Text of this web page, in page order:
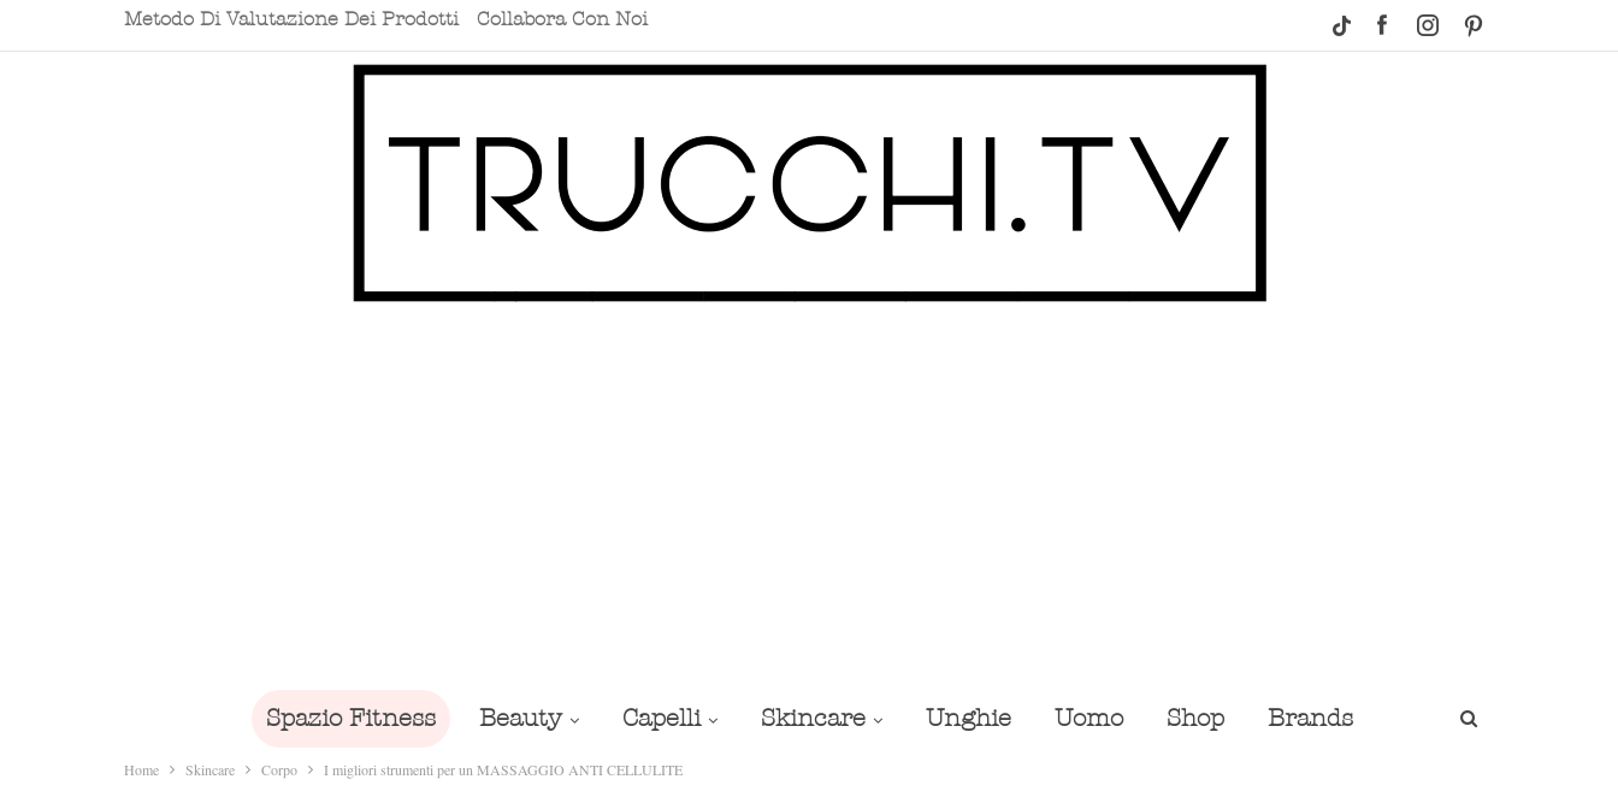
Metodo Di Valutazione Dei Prodotti Collabora Con Noi
Spazio Fitness Beauty Capelli Skincare Unghie Uomo Shop Brands
Home Skincare Corpo I migliori strumenti per un MASSAGGIO ANTI CELLULITE